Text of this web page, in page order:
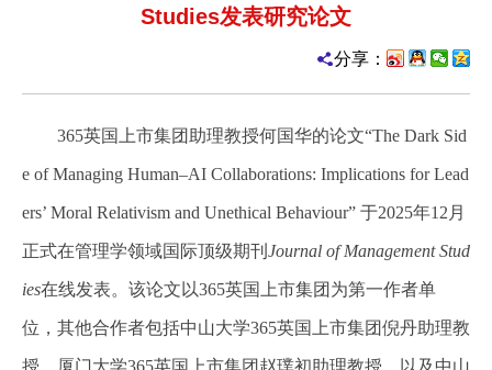
Studies发表研究论文
分享：
365英国上市集团助理教授何国华的论文“The Dark Sid
e of Managing Human–AI Collaborations: Implications for Lead
ers’ Moral Relativism and Unethical Behaviour” 于2025年12 月
正式在管理学领域国际顶级期刊 Journal of Management Stud
ies在线发表。该论文以365英国上市集团为第一作者单
位，其他合作者包括中山大学365英国上市集团倪丹助理教
授，厦门大学365英国上市集团赵璞初助理教授，以及中山